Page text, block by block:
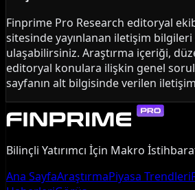
Finprime Pro Research editoryal
sitesinde yayınlanan iletişim bilgileri
ulaşabilirsiniz. Araştırma içeriği,
editoryal konulara ilişkin genel
sayfanın alt bilgisinde verilen
Bilinçli Yatırımcı İçin Makro
Ana SayfaAraştırmaPiyasa Trendleri